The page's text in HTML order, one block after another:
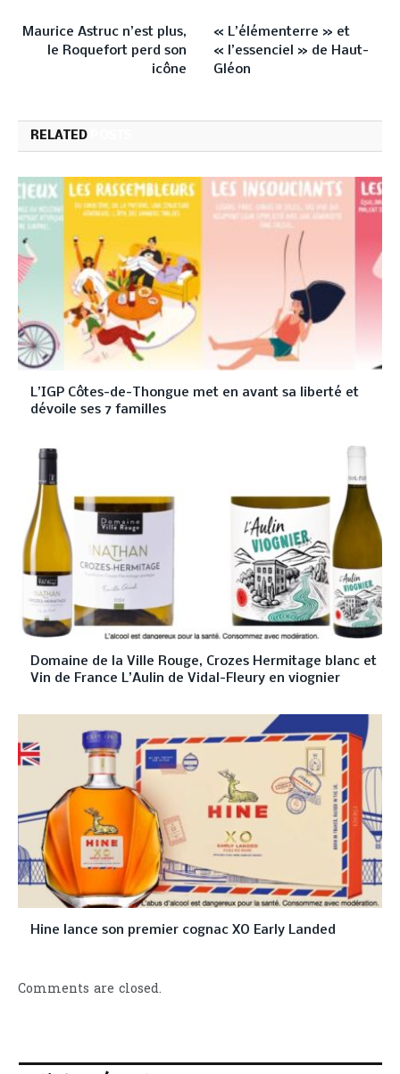
Maurice Astruc n’est plus,
le Roquefort perd son
icône
« L’élémenterre » et
« l’essenciel » de Haut-
Gléon
RELATED
L’IGP Côtes-de-Thongue met en avant sa liberté et
dévoile ses 7 familles
Domaine de la Ville Rouge, Crozes Hermitage blanc et
Vin de France L’Aulin de Vidal-Fleury en viognier
Hine lance son premier cognac XO Early Landed
Comments are closed.